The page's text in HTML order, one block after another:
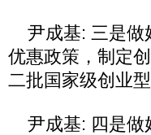
尹成基: 三是做
优惠政策，制定
二批国家级创业
尹成基: 四是做